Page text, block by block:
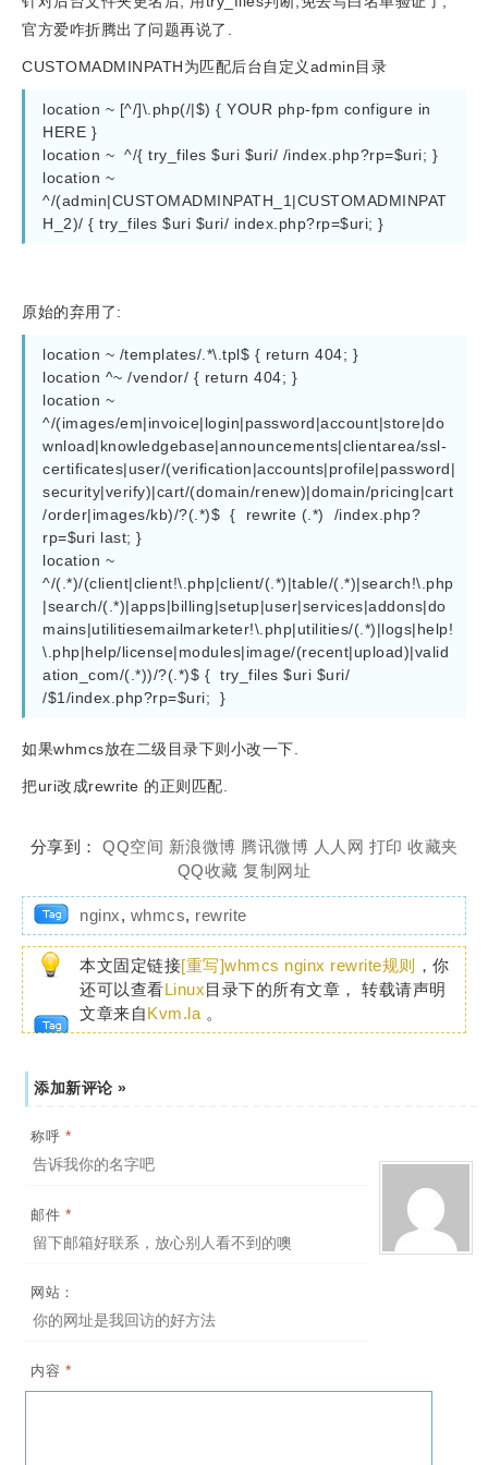
官方爱咋折腾出了问题再说了.
CUSTOMADMINPATH为匹配后台自定义admin目录
location ~ [^/]\.php(/|$) { YOUR php-fpm configure in
HERE }
location ~  ^/{ try_files $uri $uri/ /index.php?rp=$uri; }
location ~
^/(admin|CUSTOMADMINPATH_1|CUSTOMADMINPAT
H_2)/ { try_files $uri $uri/ index.php?rp=$uri; }
原始的弃用了:
location ~ /templates/.*\.tpl$ { return 404; }
location ^~ /vendor/ { return 404; }
location ~
^/(images/em|invoice|login|password|account|store|do
wnload|knowledgebase|announcements|clientarea/ssl-
certificates|user/(verification|accounts|profile|password|
security|verify)|cart/(domain/renew)|domain/pricing|cart
/order|images/kb)/?(.*)$  {  rewrite (.*)  /index.php?
rp=$uri last; }
location ~
^/(.*)/(client|client!\.php|client/(.*)|table/(.*)|search!\.php
|search/(.*)|apps|billing|setup|user|services|addons|do
mains|utilitiesemailmarketer!\.php|utilities/(.*)|logs|help!
\.php|help/license|modules|image/(recent|upload)|valid
ation_com/(.*))/?(.*)$ {  try_files $uri $uri/
/$1/index.php?rp=$uri;  }
如果whmcs放在二级目录下则小改一下.
把uri改成rewrite 的正则匹配.
分享到： QQ空间 新浪微博 腾讯微博 人人网 打印 收藏夹
QQ收藏 复制网址
nginx, whmcs, rewrite
本文固定链接[重写]whmcs nginx rewrite规则
，你
还可以查看Linux目录下的所有文章， 转载请声明
文章来自Kvm.la 。
添加新评论 »
称呼 *
邮件 *
网站：
内容 *